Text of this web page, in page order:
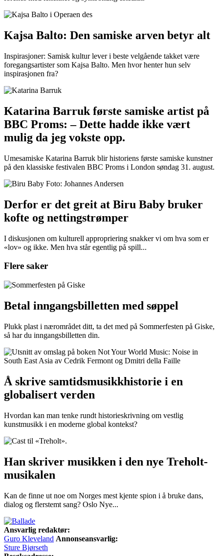
Kajsa Balto: Den samiske arven betyr alt
Inspirasjoner: Samisk kultur lever i beste velgående takket være
foregangsartister som Kajsa Balto. Men hvor henter hun selv
inspirasjonen fra?
Katarina Barruk første samiske artist på
BBC Proms: – Dette hadde ikke vært
mulig da jeg vokste opp.
Umesamiske Katarina Barruk blir historiens første samiske kunstner
på den klassiske festivalen BBC Proms i London søndag 31. august.
Derfor er det greit at Biru Baby bruker
kofte og nettingstrømper
I diskusjonen om kulturell appropriering snakker vi om hva som er
«lov» og ikke. Men hva står egentlig på spill...
Flere saker
Betal inngangsbilletten med søppel
Plukk plast i nærområdet ditt, ta det med på Sommerfesten på Giske,
så har du inngangsbilletten din.
Å skrive samtidsmusikkhistorie i en
globalisert verden
Hvordan kan man tenke rundt historieskrivning om vestlig
kunstmusikk i en moderne global kontekst?
Han skriver musikken i den nye Treholt-
musikalen
Kan de finne ut noe om Norges mest kjente spion i å bruke dans,
dialog og flerstemt sang? Oslo Nye...
Ansvarlig redaktør:
Guro Kleveland Annonseansvarlig:
Sture Bjørseth